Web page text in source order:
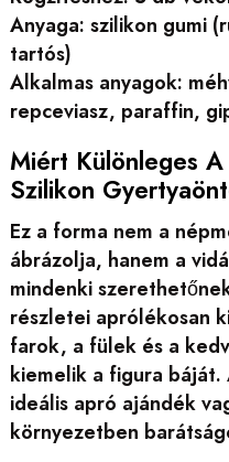
Anyaga: szilikon gumi
tartós)
Alkalmas anyagok:
repceviasz, paraffin,
Miért Különleges
Szilikon
Ez a forma nem a
ábrázolja, hanem a
mindenki
részletei aprólékosan
farok, a fülek és a
kiemelik a figura
ideális apró ajándék
környezetben